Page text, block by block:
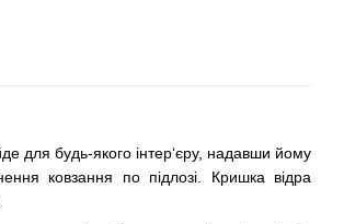
для будь-якого інтер‘єру, надавши йому
ковзання по підлозі. Кришка відра